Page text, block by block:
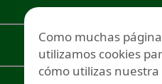
Como muchas
utilizamos cookies
cómo utilizas